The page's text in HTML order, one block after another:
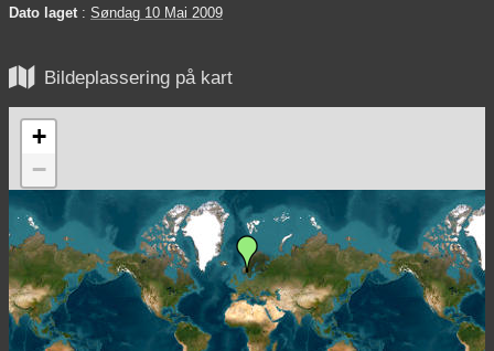
Dato laget: Søndag 10 Mai 2009
 Bildeplassering på kart
+
−